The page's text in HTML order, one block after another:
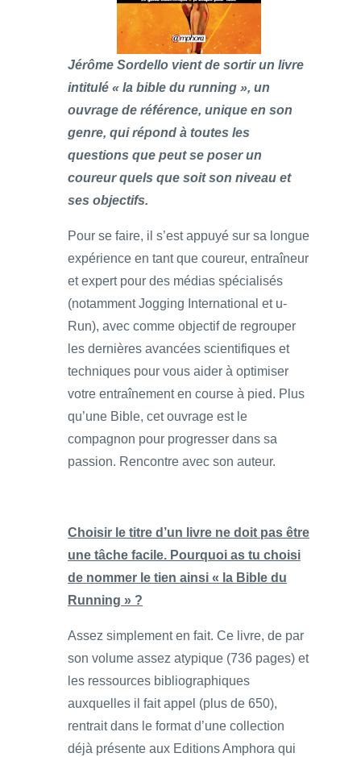
Jérôme Sordello vient de sortir un livre
intitulé « la bible du running », un
ouvrage de référence, unique en son
genre, qui répond à toutes les
questions que peut se poser un
coureur quels que soit son niveau et
ses objectifs.
Pour se faire, il s’est appuyé sur sa longue
expérience en tant que coureur, entraîneur
et expert pour des médias spécialisés
(notamment Jogging International et u-
Run), avec comme objectif de regrouper
les dernières avancées scientifiques et
techniques pour vous aider à optimiser
votre entraînement en course à pied. Plus
qu’une Bible, cet ouvrage est le
compagnon pour progresser dans sa
passion. Rencontre avec son auteur.
Choisir le titre d’un livre ne doit pas être
une tâche facile. Pourquoi as tu choisi
de nommer le tien ainsi « la Bible du
Running » ?
Assez simplement en fait. Ce livre, de par
son volume assez atypique (736 pages) et
les ressources bibliographiques
auxquelles il fait appel (plus de 650),
rentrait dans le format d’une collection
déjà présente aux Editions Amphora qui